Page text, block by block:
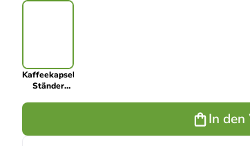
Kaffeekapsel
Ständer
In